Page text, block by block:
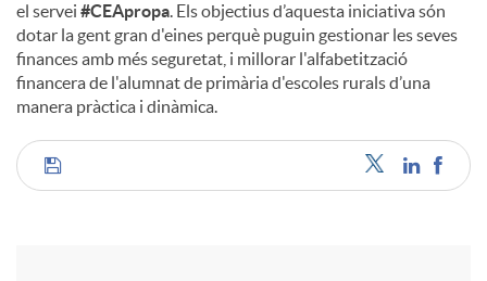
el servei #CEApropa. Els objectius d’aquesta iniciativa són
dotar la gent gran d'eines perquè puguin gestionar les seves
finances amb més seguretat, i millorar l'alfabetització
financera de l'alumnat de primària d'escoles rurals d’una
manera pràctica i dinàmica.
C